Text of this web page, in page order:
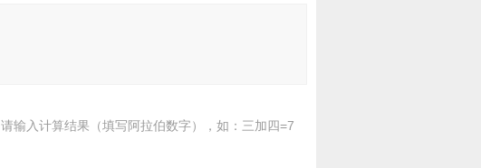
请输入计算结果（填写阿拉伯数字），如：三加四=7